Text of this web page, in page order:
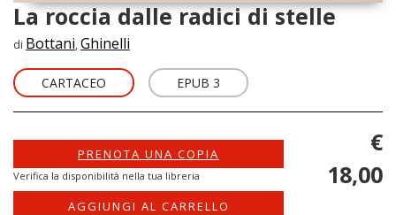
La roccia dalle radici di stelle
di Bottani, Ghinelli
CARTACEO EPUB 3
PRENOTA UNA COPIA
Verifica la disponibilità nella tua libreria
AGGIUNGI AL CARRELLO
€
18,00